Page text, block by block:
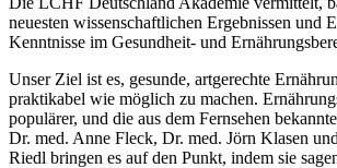
neuesten wissenschaftlichen Ergebnissen und
Kenntnisse im Gesundheit- und
Unser Ziel ist es, gesunde, artgerechte
praktikabel wie möglich zu machen.
populärer, und die aus dem Fernsehen
Dr. med. Anne Fleck, Dr. med. Jörn Klasen
Riedl bringen es auf den Punkt, indem sie